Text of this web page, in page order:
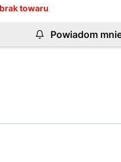
brak towaru
Powiadom